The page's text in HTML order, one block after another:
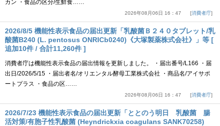
カン ・食品の区分/生鮮食……
2026年08月06日 16：47 消費者庁
2026/8/5 機能性表示食品の届出更新「乳酸菌Ｂ２４０タブレット/乳
酸菌B240 (L. pentosus ONRICb0240)《大塚製薬株式会社》」等 [
追加10件 / 合計11,260件 ]
消費者庁は機能性表示食品の届出情報を更新しました。 ・届出番号/L166 ・届
出日/2026/5/15 ・届出者名/オリエンタル酵母工業株式会社 ・商品名/アイサポ
ートプラス ・食品の区……
2026年08月06日 16：47 消費者庁
2026/7/23 機能性表示食品の届出更新「ととのう明日 乳酸菌 腸
活対策/有胞子性乳酸菌 (Heyndrickxia coagulans SANK70258)